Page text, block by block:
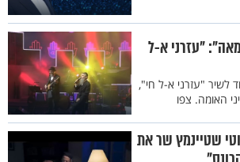
"עזרני א-ל
לשיר "עזרני א-ל חי",
האומה. צפו
שטיינמץ שר את